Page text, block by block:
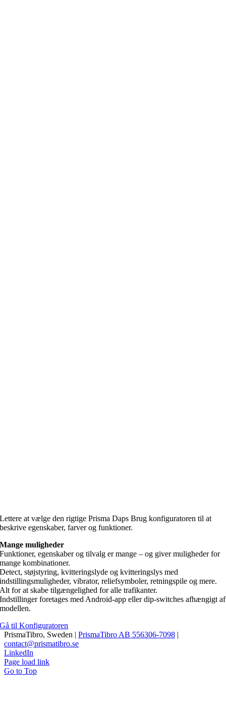
Lettere at vælge den rigtige Prisma Daps Brug konfiguratoren til at
beskrive egenskaber, farver og funktioner.
Mange muligheder
Funktioner, egenskaber og tilvalg er mange – og giver muligheder for
mange kombinationer.
Detect, støjstyring, kvitteringslyde og kvitteringslys med
indstillingsmuligheder, vibrator, reliefsymboler, retningspile og mere.
Alt for at skabe tilgængelighed for alle trafikanter.
Indstillinger foretages med Android-app eller dip-switches afhængigt af
modellen.
Gå til Konfiguratoren
PrismaTibro, Sweden | PrismaTibro AB 556306-7098 |
contact@prismatibro.se
LinkedIn
Page load link
Go to Top